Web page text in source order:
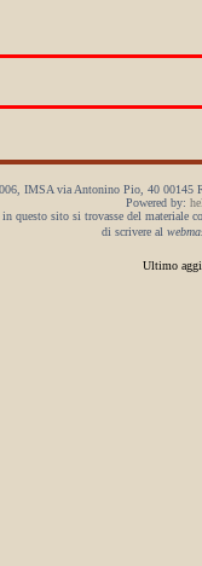
IMSA via Antonino Pio, 40 00145
Powered by:
in questo sito si trovasse del materiale
di scrivere al
Ultimo